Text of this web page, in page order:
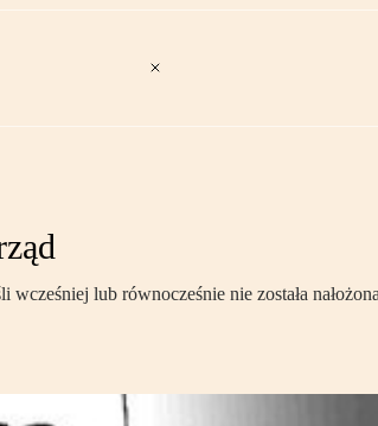
lub równocześnie nie została